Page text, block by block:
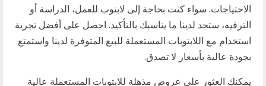
الاحتياجات. سواء كنت بحاجة إلى لابتوب للعمل، الدراسة أو
الترفيه، ستجد لدينا ما يناسبك بالتأكيد. احصل على أفضل تجربة
استخدام مع اللابتوبات المستعملة للبيع المتوفرة لدينا واستمتع
بجودة عالية بأسعار لا تصدق.
يمكنك العثور على عروض مذهلة للابتوبات المستعملة عالية